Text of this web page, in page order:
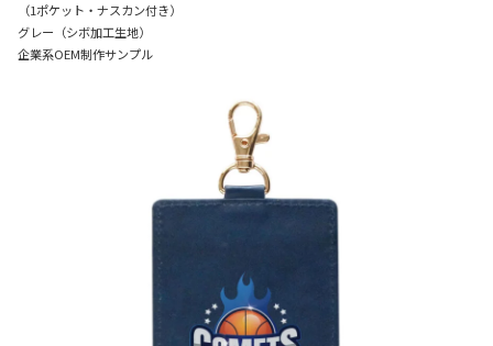
（1ポケット・ナスカン付き）
グレー（シボ加工生地）
企業系OEM制作サンプル